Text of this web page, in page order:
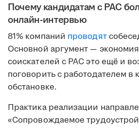
Почему кандидатам с РАС
онлайн-интервью
81% компаний проводят
Основной аргумент —
соискателей с РАС это ещё и
поговорить с работодателем в
обстановке.
Практика реализации
«Сопровождаемое